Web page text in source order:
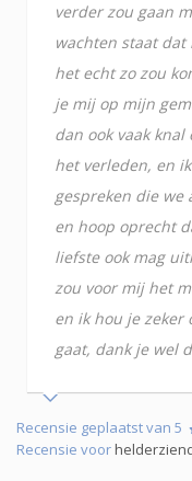
verder zou gaan
wachten staat
het echt zo zou
je mij op mijn
dan ook vaak
het verleden, en
gespreken die we
en hoop oprecht
liefste ook mag
zou voor mij het
en ik hou je zeker
gaat, dank je wel
Recensie geplaatst van 5
Recensie voor